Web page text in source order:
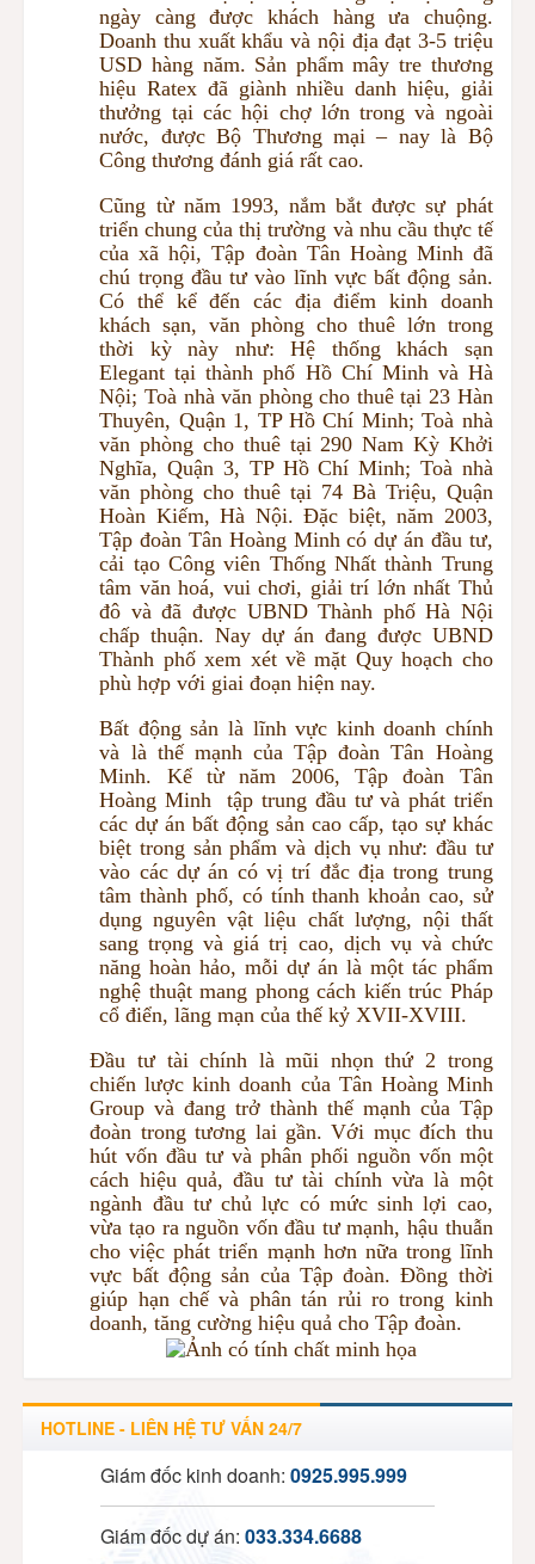
ngày càng được khách hàng ưa chuộng.
Doanh thu xuất khẩu và nội địa đạt 3-5 triệu
USD hàng năm. Sản phẩm mây tre thương
hiệu Ratex đã giành nhiều danh hiệu, giải
thưởng tại các hội chợ lớn trong và ngoài
nước, được Bộ Thương mại – nay là Bộ
Công thương đánh giá rất cao.
Cũng từ năm 1993, nắm bắt được sự phát
triển chung của thị trường và nhu cầu thực tế
của xã hội, Tập đoàn Tân Hoàng Minh đã
chú trọng đầu tư vào lĩnh vực bất động sản.
Có thể kể đến các địa điểm kinh doanh
khách sạn, văn phòng cho thuê lớn trong
thời kỳ này như: Hệ thống khách sạn
Elegant tại thành phố Hồ Chí Minh và Hà
Nội; Toà nhà văn phòng cho thuê tại 23 Hàn
Thuyên, Quận 1, TP Hồ Chí Minh; Toà nhà
văn phòng cho thuê tại 290 Nam Kỳ Khởi
Nghĩa, Quận 3, TP Hồ Chí Minh; Toà nhà
văn phòng cho thuê tại 74 Bà Triệu, Quận
Hoàn Kiếm, Hà Nội. Đặc biệt, năm 2003,
Tập đoàn Tân Hoàng Minh có dự án đầu tư,
cải tạo Công viên Thống Nhất thành Trung
tâm văn hoá, vui chơi, giải trí lớn nhất Thủ
đô và đã được UBND Thành phố Hà Nội
chấp thuận. Nay dự án đang được UBND
Thành phố xem xét về mặt Quy hoạch cho
phù hợp với giai đoạn hiện nay.
Bất động sản là lĩnh vực kinh doanh chính
và là thế mạnh của Tập đoàn Tân Hoàng
Minh. Kể từ năm 2006, Tập đoàn Tân
Hoàng Minh tập trung đầu tư và phát triển
các dự án bất động sản cao cấp, tạo sự khác
biệt trong sản phẩm và dịch vụ như: đầu tư
vào các dự án có vị trí đắc địa trong trung
tâm thành phố, có tính thanh khoản cao, sử
dụng nguyên vật liệu chất lượng, nội thất
sang trọng và giá trị cao, dịch vụ và chức
năng hoàn hảo, mỗi dự án là một tác phẩm
nghệ thuật mang phong cách kiến trúc Pháp
cổ điển, lãng mạn của thế kỷ XVII-XVIII.
Đầu tư tài chính là mũi nhọn thứ 2 trong
chiến lược kinh doanh của Tân Hoàng Minh
Group và đang trở thành thế mạnh của Tập
đoàn trong tương lai gần. Với mục đích thu
hút vốn đầu tư và phân phối nguồn vốn một
cách hiệu quả, đầu tư tài chính vừa là một
ngành đầu tư chủ lực có mức sinh lợi cao,
vừa tạo ra nguồn vốn đầu tư mạnh, hậu thuẫn
cho việc phát triển mạnh hơn nữa trong lĩnh
vực bất động sản của Tập đoàn. Đồng thời
giúp hạn chế và phân tán rủi ro trong kinh
doanh, tăng cường hiệu quả cho Tập đoàn.
HOTLINE - LIÊN HỆ TƯ VẤN 24/7
Giám đốc kinh doanh: 0925.995.999
Giám đốc dự án: 033.334.6688